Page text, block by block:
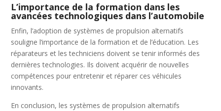
L’importance de la formation dans les
avancées technologiques dans l’automobile
Enfin, l’adoption de systèmes de propulsion alternatifs
souligne l’importance de la formation et de l’éducation. Les
réparateurs et les techniciens doivent se tenir informés des
dernières technologies. Ils doivent acquérir de nouvelles
compétences pour entretenir et réparer ces véhicules
innovants.
En conclusion, les systèmes de propulsion alternatifs